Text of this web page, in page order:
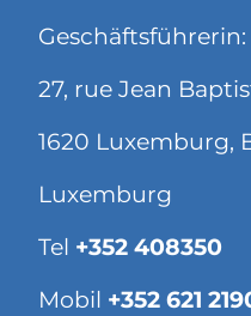
27, rue Jean
1620 Luxemburg,
Luxemburg
Tel +352 408350
Mobil +352 621